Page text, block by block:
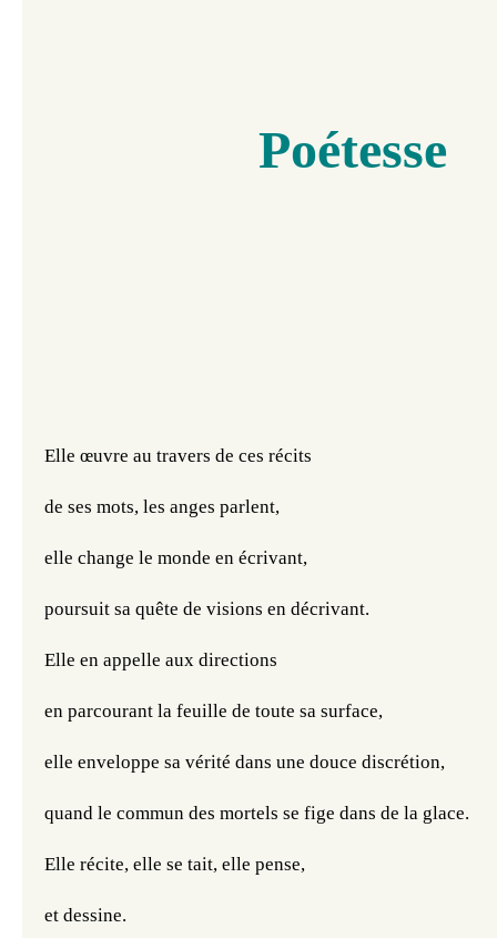
Poétesse
Elle œuvre au travers de ces récits
de ses mots, les anges parlent,
elle change le monde en écrivant,
poursuit sa quête de visions en décrivant.
Elle en appelle aux directions
en parcourant la feuille de toute sa surface,
elle enveloppe sa vérité dans une douce discrétion,
quand le commun des mortels se fige dans de la glace.
Elle récite, elle se tait, elle pense,
et dessine.